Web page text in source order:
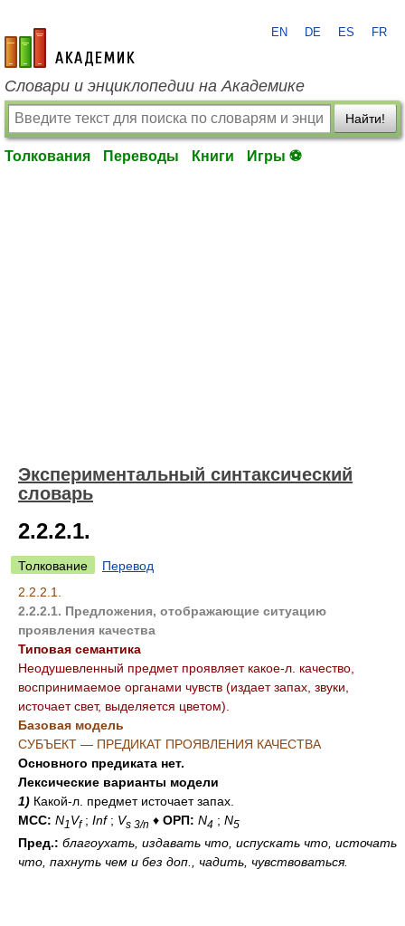
academic.ru
EN DE ES FR
Словари и энциклопедии на Академике
Найти!
Толкования Переводы Книги Игры ⚽
Экспериментальный синтаксический
словарь
2.2.2.1.
Толкование
Перевод
2.2.2.1.
2.2.2.1. Предложения, отображающие ситуацию
проявления качества
Типовая семантика
Неодушевленный предмет проявляет какое-л. качество,
воспринимаемое органами чувств (издает запах, звуки,
источает свет, выделяется цветом).
Базовая модель
СУБЪЕКТ — ПРЕДИКАТ ПРОЯВЛЕНИЯ КАЧЕСТВА
Основного предиката нет.
Лексические варианты модели
1) Какой-л. предмет источает запах.
МСС: N1 Vf; Inf; Vs 3/n ♦ ОРП: N4 ; N5
Пред.: благоухать, издавать что , испускать что , источать
что , пахнуть чем и без доп. , чадить, чувствоваться.